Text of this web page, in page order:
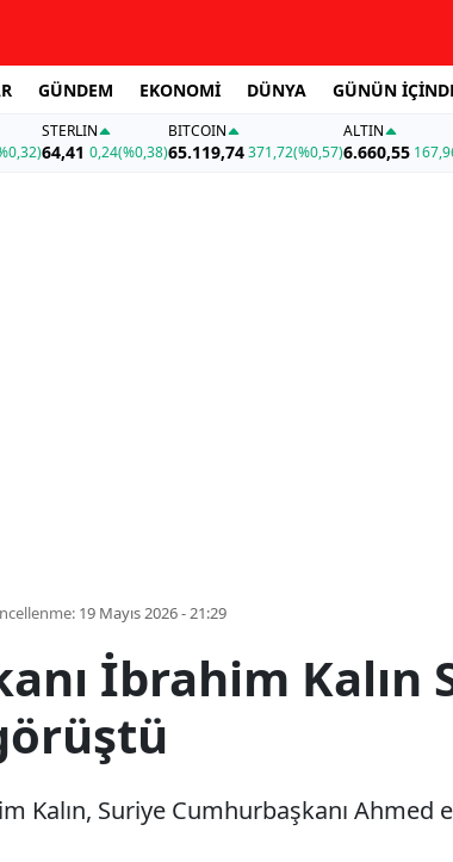
GÜNDEM EKONOMİ DÜNYA GÜNÜN
STERLIN
64,41 0,24(%0,38)
BITCOIN
65.119,74371,72(%0,57)
ALTIN
6.660,55
19 Mayıs 2026 - 21:29
İbrahim Kalın
Kalın, Suriye Cumhurbaşkanı Ahmed